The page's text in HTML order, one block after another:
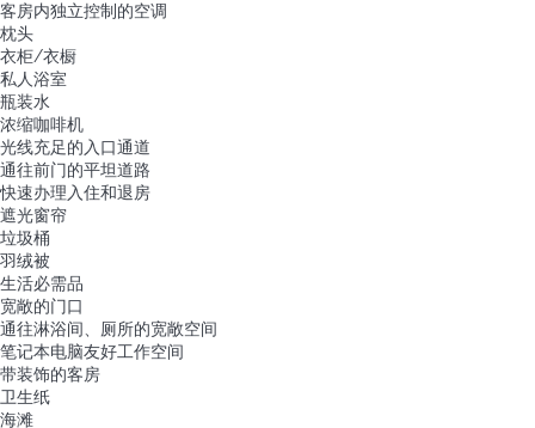
客房内独立控制的空调
枕头
衣柜/衣橱
私人浴室
瓶装水
浓缩咖啡机
光线充足的入口通道
通往前门的平坦道路
快速办理入住和退房
遮光窗帘
垃圾桶
羽绒被
生活必需品
宽敞的门口
通往淋浴间、厕所的宽敞空间
笔记本电脑友好工作空间
带装饰的客房
卫生纸
海滩